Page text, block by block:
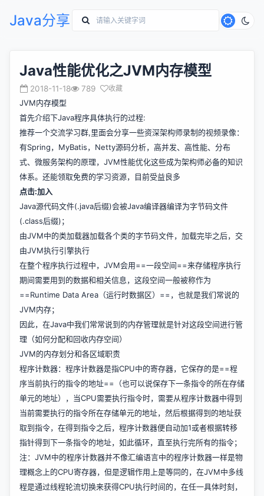
Java分享
Java性能优化之JVM内存模型
2018-11-18 789 收藏
JVM内存模型
首先介绍下Java程序具体执行的过程:
推荐一个交流学习群,里面会分享一些资深架构师录制的视频录像：
有Spring，MyBatis，Netty源码分析，高并发、高性能、分布
式、微服务架构的原理，JVM性能优化这些成为架构师必备的知识
体系。还能领取免费的学习资源，目前受益良多
点击:加入
Java源代码文件(.java后缀)会被Java编译器编译为字节码文件
(.class后缀)；
由JVM中的类加载器加载各个类的字节码文件，加载完毕之后，交
由JVM执行引擎执行
在整个程序执行过程中，JVM会用==一段空间==来存储程序执行
期间需要用到的数据和相关信息，这段空间一般被称作为
==Runtime Data Area（运行时数据区）==，也就是我们常说的
JVM内存；
因此，在Java中我们常常说到的内存管理就是针对这段空间进行管
理（如何分配和回收内存空间）
JVM的内存划分和各区域职责
程序计数器：程序计数器是指CPU中的寄存器，它保存的是==程
序当前执行的指令的地址==（也可以说保存下一条指令的所在存储
单元的地址），当CPU需要执行指令时，需要从程序计数器中得到
当前需要执行的指令所在存储单元的地址，然后根据得到的地址获
取到指令，在得到指令之后，程序计数器便自动加1或者根据转移
指针得到下一条指令的地址，如此循环，直至执行完所有的指令；
注：JVM中的程序计数器并不像汇编语言中的程序计数器一样是物
理概念上的CPU寄存器，但是逻辑作用上是等同的，在JVM中多线
程是通过线程轮流切换来获得CPU执行时间的，在任一具体时刻，